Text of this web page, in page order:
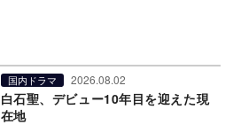
国内ドラマ 2026.08.02
白石聖、デビュー10年目を迎えた現
在地